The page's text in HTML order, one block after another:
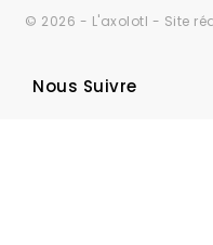
© 2026 - L'axolotl - Site
Nous Suivre